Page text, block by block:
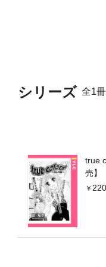
シリーズ 全1冊
true
売】
220